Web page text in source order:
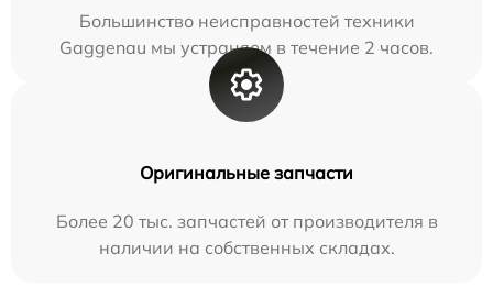
Большинство неисправностей техники
Gaggenau мы устраняем в течение 2 часов.
Оригинальные запчасти
Более 20 тыс. запчастей от производителя в
наличии на собственных складах.